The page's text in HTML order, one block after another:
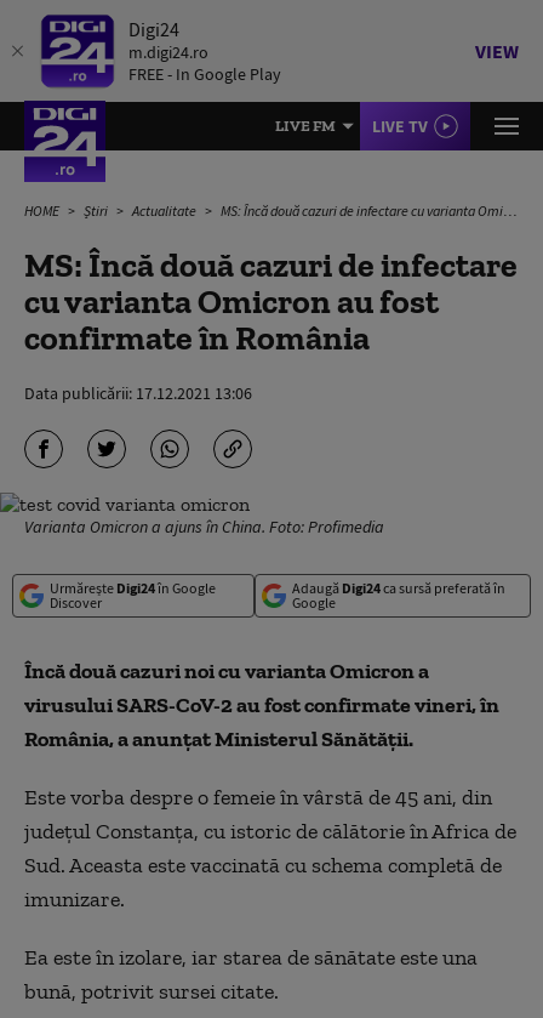
Digi24
m.digi24.ro
FREE - In Google Play
VIEW
LIVE FM LIVE TV
HOME Știri Actualitate MS: Încă două cazuri de infectare cu varianta Omicron au fost confirmate în România
MS: Încă două cazuri de infectare
cu varianta Omicron au fost
confirmate în România
Data publicării: 17.12.2021 13:06
Varianta Omicron a ajuns în China. Foto: Profimedia
Urmărește Digi24în Google
Discover
Adaugă Digi24ca sursă preferată în
Google
Încă două cazuri noi cu varianta Omicron a
virusului SARS-CoV-2 au fost confirmate vineri, în
România, a anunțat Ministerul Sănătății.
Este vorba despre o femeie în vârstă de 45 ani, din
județul Constanța, cu istoric de călătorie în Africa de
Sud. Aceasta este vaccinată cu schema completă de
imunizare.
Ea este în izolare, iar starea de sănătate este una
bună, potrivit sursei citate.